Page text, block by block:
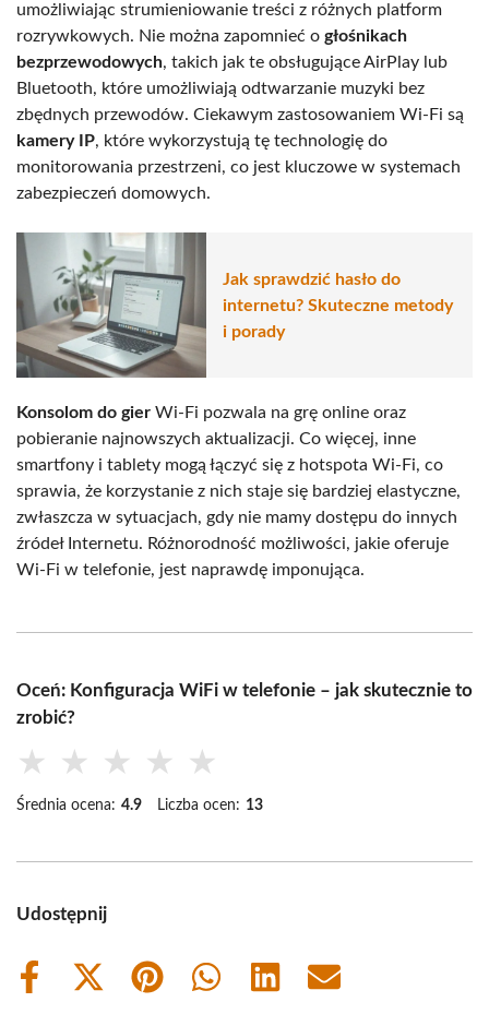
umożliwiając strumieniowanie treści z różnych platform
rozrywkowych. Nie można zapomnieć o głośnikach
bezprzewodowych, takich jak te obsługujące AirPlay lub
Bluetooth, które umożliwiają odtwarzanie muzyki bez
zbędnych przewodów. Ciekawym zastosowaniem Wi-Fi są
kamery IP, które wykorzystują tę technologię do
monitorowania przestrzeni, co jest kluczowe w systemach
zabezpieczeń domowych.
Jak sprawdzić hasło do
internetu? Skuteczne metody
i porady
Konsolom do gier Wi-Fi pozwala na grę online oraz
pobieranie najnowszych aktualizacji. Co więcej, inne
smartfony i tablety mogą łączyć się z hotspota Wi-Fi, co
sprawia, że korzystanie z nich staje się bardziej elastyczne,
zwłaszcza w sytuacjach, gdy nie mamy dostępu do innych
źródeł Internetu. Różnorodność możliwości, jakie oferuje
Wi-Fi w telefonie, jest naprawdę imponująca.
Oceń: Konfiguracja WiFi w telefonie – jak skutecznie to
zrobić?
★ ★ ★ ★ ★
Średnia ocena: 4.9 Liczba ocen: 13
Udostępnij
Share
Share
Share
Share
Share
Share